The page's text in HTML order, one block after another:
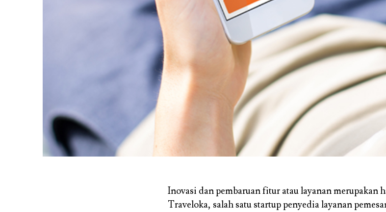
Inovasi dan pembaruan fitur atau layanan merupakan
Traveloka, salah satu startup penyedia layanan